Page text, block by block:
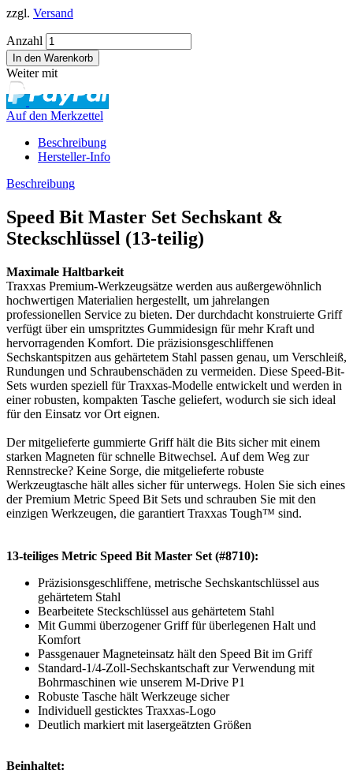
zzgl. Versand
Anzahl
Weiter mit
Auf den Merkzettel
Beschreibung
Hersteller-Info
Beschreibung
Speed ​​Bit Master Set Sechskant &
Steckschlüssel (13-teilig)
Maximale Haltbarkeit
Traxxas Premium-Werkzeugsätze werden aus außergewöhnlich
hochwertigen Materialien hergestellt, um jahrelangen
professionellen Service zu bieten. Der durchdacht konstruierte Griff
verfügt über ein umspritztes Gummidesign für mehr Kraft und
hervorragenden Komfort. Die präzisionsgeschliffenen
Sechskantspitzen aus gehärtetem Stahl passen genau, um Verschleiß,
Rundungen und Schraubenschäden zu vermeiden. Diese Speed-Bit-
Sets wurden speziell für Traxxas-Modelle entwickelt und werden in
einer robusten, kompakten Tasche geliefert, wodurch sie sich ideal
für den Einsatz vor Ort eignen.
Der mitgelieferte gummierte Griff hält die Bits sicher mit einem
starken Magneten für schnelle Bitwechsel. Auf dem Weg zur
Rennstrecke? Keine Sorge, die mitgelieferte robuste
Werkzeugtasche hält alles sicher für unterwegs. Holen Sie sich eines
der Premium Metric Speed ​​Bit Sets und schrauben Sie mit den
einzigen Werkzeugen, die garantiert Traxxas Tough™ sind.
13-teiliges Metric Speed ​​Bit Master Set (#8710):
Präzisionsgeschliffene, metrische Sechskantschlüssel aus
gehärtetem Stahl
Bearbeitete Steckschlüssel aus gehärtetem Stahl
Mit Gummi überzogener Griff für überlegenen Halt und
Komfort
Passgenauer Magneteinsatz hält den Speed ​​Bit im Griff
Standard-1/4-Zoll-Sechskantschaft zur Verwendung mit
Bohrmaschinen wie unserem M-Drive P1
Robuste Tasche hält Werkzeuge sicher
Individuell gesticktes Traxxas-Logo
Deutlich markiert mit lasergeätzten Größen
Beinhaltet: